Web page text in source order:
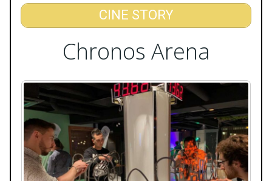
CINE STORY
Chronos Arena